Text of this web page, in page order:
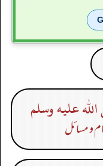
عليه وسلم
و مسائل